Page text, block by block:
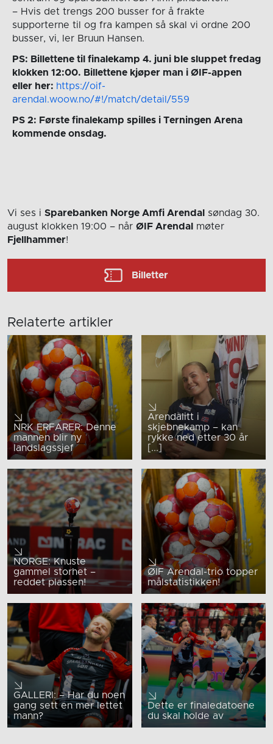
– Hvis det trengs 200 busser for å frakte
supporterne til og fra kampen så skal vi ordne 200
busser, vi, ler Bruun Hansen.
PS: Billettene til finalekamp 4. juni ble sluppet fredag
klokken 12:00. Billettene kjøper man i ØIF-appen
eller her: https://oif-
arendal.woow.no/#!/match/detail/559
PS 2: Første finalekamp spilles i Terningen Arena
kommende onsdag.
Vi ses i Sparebanken Norge Amfi Arendal søndag 30.
august klokken 19:00 – når ØIF Arendal møter
Fjellhammer!
Billetter
Relaterte artikler
NRK ERFARER: Denne
mannen blir ny
landslagssjef
Arendalitt i
skjebnekamp – kan
rykke ned etter 30 år
[...]
NORGE: Knuste
gammel storhet –
reddet plassen!
ØIF Arendal-trio topper
målstatistikken!
GALLERI: – Har du noen
gang sett en mer lettet
mann?
Dette er finaledatoene
du skal holde av